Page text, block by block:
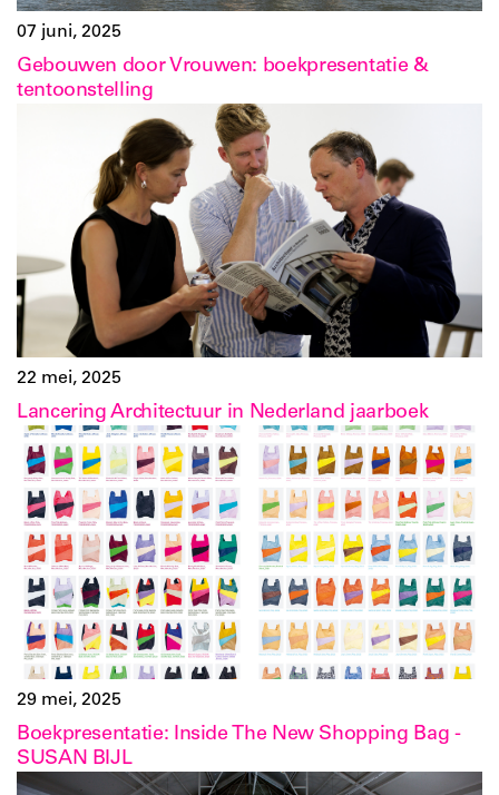
07 juni, 2025
Gebouwen door Vrouwen: boekpresentatie &
tentoonstelling
22 mei, 2025
Lancering Architectuur in Nederland jaarboek
29 mei, 2025
Boekpresentatie: Inside The New Shopping Bag -
SUSAN BIJL